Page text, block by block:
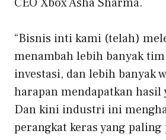
CEO Xbox Asha Sharma.
“Bisnis inti kami (telah)
menambah lebih banyak
investasi, dan lebih banyak
harapan mendapatkan hasil
Dan kini industri ini
perangkat keras yang